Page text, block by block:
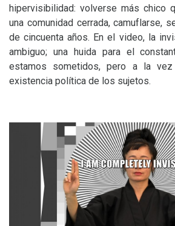
hipervisibilidad: volverse más chico
una comunidad cerrada, camuflarse,
de cincuenta años. En el video, la
ambiguo; una huida para el
estamos sometidos, pero a la
existencia política de los sujetos.